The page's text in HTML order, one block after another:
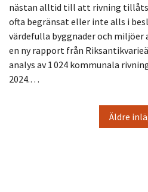
nästan alltid till att rivning
ofta begränsat eller inte alls i
värdefulla byggnader och miljöer
en ny rapport från
analys av 1 024 kommunala
2024.…
Äldre